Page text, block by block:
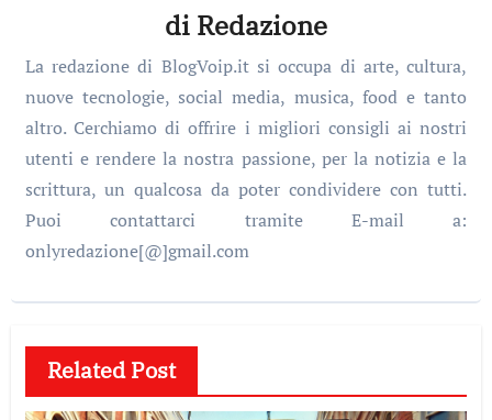
di Redazione
La redazione di BlogVoip.it si occupa di arte, cultura,
nuove tecnologie, social media, musica, food e tanto
altro. Cerchiamo di offrire i migliori consigli ai nostri
utenti e rendere la nostra passione, per la notizia e la
scrittura, un qualcosa da poter condividere con tutti.
Puoi contattarci tramite E-mail a:
onlyredazione[@]gmail.com
Related Post